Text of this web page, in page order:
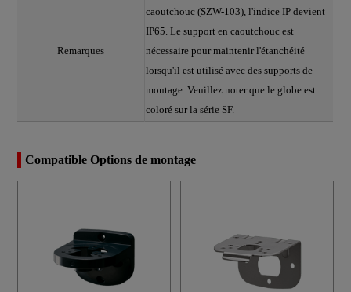
Remarques
caoutchouc (SZW-103), l'indice IP devient
IP65. Le support en caoutchouc est
nécessaire pour maintenir l'étanchéité
lorsqu'il est utilisé avec des supports de
montage. Veuillez noter que le globe est
coloré sur la série SF.
Compatible Options de montage